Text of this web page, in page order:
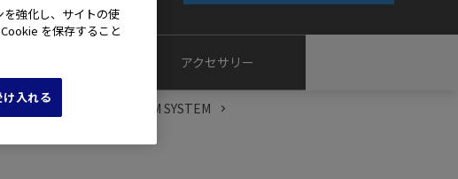
インして会員価格をチェック!
アクセサリー
IS PRO｜交換レンズ | OM SYSTEM
を強化し、サイトの使
を保存すること
入れる